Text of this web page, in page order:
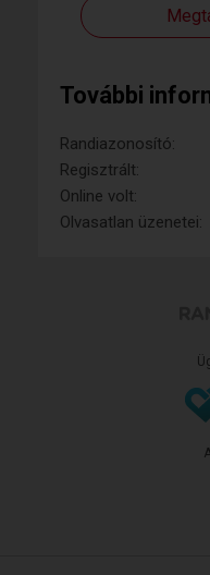
További
Randiazonosító:
Regisztrált:
Online volt:
Olvasatlan üzenetei: